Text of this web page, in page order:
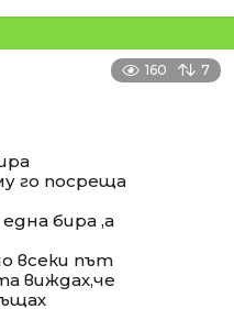
160 7
го посреща
бира ,а
всеки път
виждах,че